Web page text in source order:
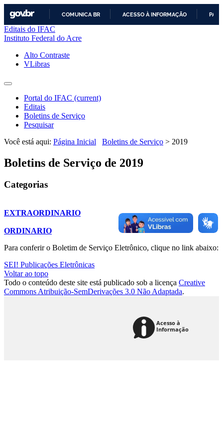
COMUNICA BR ACESSO À INFORMAÇÃO
Editais do IFAC
Instituto Federal do Acre
Alto Contraste
VLibras
Portal do IFAC (current)
Editais
Boletins de Serviço
Pesquisar
Você está aqui: Página Inicial Boletins de Serviço > 2019
Boletins de Serviço de 2019
Categorias
EXTRAORDINARIO
ORDINARIO
Para conferir o Boletim de Serviço Eletrônico, clique no link abaixo:
SEI! Publicações Eletrônicas
Voltar ao topo
Todo o conteúdo deste site está publicado sob a licença Creative
Commons Atribuição-SemDerivações 3.0 Não Adaptada.